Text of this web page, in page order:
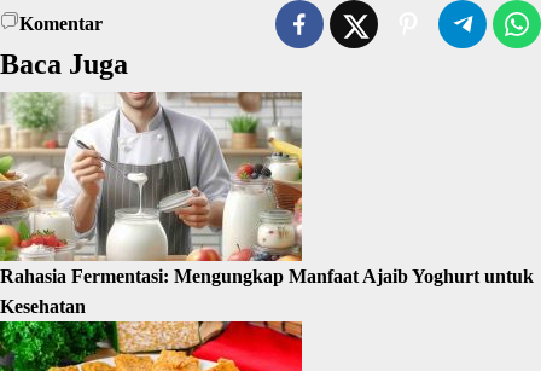
Komentar
Baca Juga
Rahasia Fermentasi: Mengungkap Manfaat Ajaib Yoghurt untuk
Kesehatan